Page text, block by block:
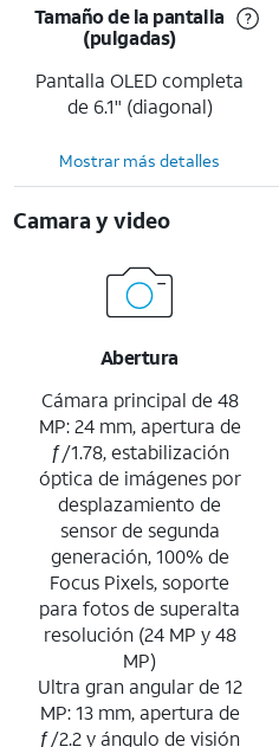
Tamaño de la pantalla
(pulgadas)
Pantalla OLED completa
de 6.1" (diagonal)
Mostrar más detalles
Camara y video
Abertura
Cámara principal de 48
MP: 24 mm, apertura de
ƒ/1.78, estabilización
óptica de imágenes por
desplazamiento de
sensor de segunda
generación, 100% de
Focus Pixels, soporte
para fotos de superalta
resolución (24 MP y 48
MP)
Ultra gran angular de 12
MP: 13 mm, apertura de
ƒ/2.2 y ángulo de visión